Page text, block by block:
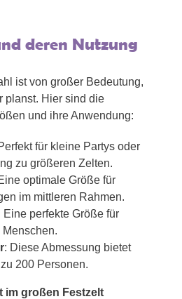
deren Nutzung
ist von großer Bedeutung,
planst. Hier sind die
und ihre Anwendung:
für kleine Partys oder
zu größeren Zelten.
optimale Größe für
im mittleren Rahmen.
Eine perfekte Größe für
Menschen.
: Diese Abmessung bietet
200 Personen.
im großen Festzelt